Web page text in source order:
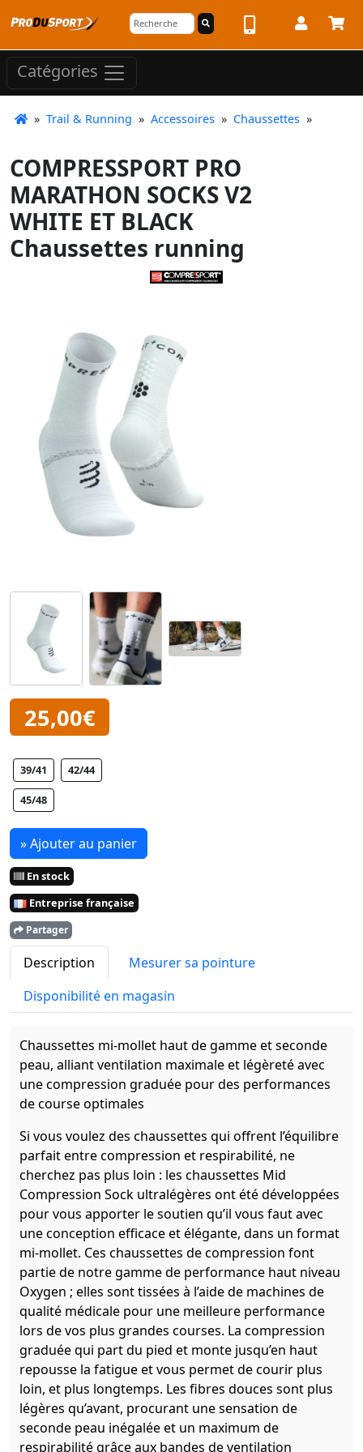
Catégories
» Trail & Running » Accessoires » Chaussettes »
COMPRESSPORT PRO
MARATHON SOCKS V2
WHITE ET BLACK
Chaussettes running
25,00€
39/41 42/44
45/48
» Ajouter au panier
En stock
Entreprise française
Partager
Description
Mesurer sa pointure
Disponibilité en magasin
Chaussettes mi-mollet haut de gamme et seconde
peau, alliant ventilation maximale et légèreté avec
une compression graduée pour des performances
de course optimales
Si vous voulez des chaussettes qui offrent l’équilibre
parfait entre compression et respirabilité, ne
cherchez pas plus loin : les chaussettes Mid
Compression Sock ultralégères ont été développées
pour vous apporter le soutien qu’il vous faut avec
une conception efficace et élégante, dans un format
mi-mollet. Ces chaussettes de compression font
partie de notre gamme de performance haut niveau
Oxygen ; elles sont tissées à l’aide de machines de
qualité médicale pour une meilleure performance
lors de vos plus grandes courses. La compression
graduée qui part du pied et monte jusqu’en haut
repousse la fatigue et vous permet de courir plus
loin, et plus longtemps. Les fibres douces sont plus
légères qu’avant, procurant une sensation de
seconde peau inégalée et un maximum de
respirabilité grâce aux bandes de ventilation